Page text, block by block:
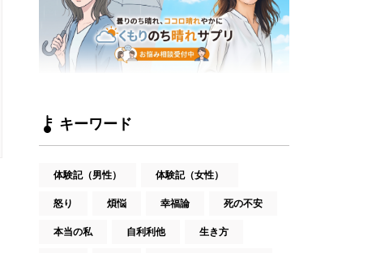
キーワード
体験記（男性） 体験記（女性）
怒り 煩悩 幸福論 死の不安
本当の私 自利利他 生き方